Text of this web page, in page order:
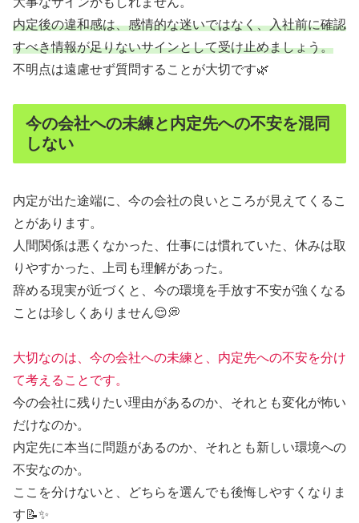
内定後の違和感は、感情的な迷いではなく、入社前に確認
すべき情報が足りないサインとして受け止めましょう。
不明点は遠慮せず質問することが大切です🌿
今の会社への未練と内定先への不安を混同
しない
内定が出た途端に、今の会社の良いところが見えてくるこ
とがあります。
人間関係は悪くなかった、仕事には慣れていた、休みは取
りやすかった、上司も理解があった。
辞める現実が近づくと、今の環境を手放す不安が強くなる
ことは珍しくありません😌💭
大切なのは、今の会社への未練と、内定先への不安を分け
て考えることです。
今の会社に残りたい理由があるのか、それとも変化が怖い
だけなのか。
内定先に本当に問題があるのか、それとも新しい環境への
不安なのか。
ここを分けないと、どちらを選んでも後悔しやすくなりま
す📝✨